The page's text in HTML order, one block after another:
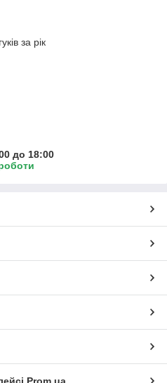
за рік
до 18:00